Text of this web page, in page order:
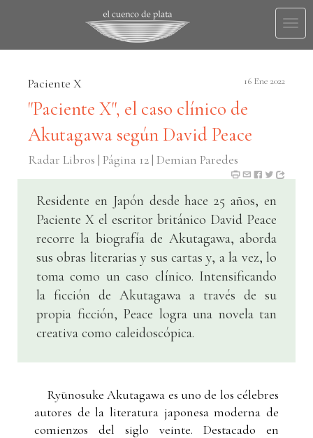
Paciente X 16 Ene 2022
"Paciente X", el caso clínico de
Akutagawa según David Peace
Radar Libros | Página 12 | Demian Paredes
Residente en Japón desde hace 25 años, en
Paciente X el escritor británico David Peace
recorre la biografía de Akutagawa, aborda
sus obras literarias y sus cartas y, a la vez, lo
toma como un caso clínico. Intensificando
la ficción de Akutagawa a través de su
propia ficción, Peace logra una novela tan
creativa como caleidoscópica.
Ryūnosuke Akutagawa es uno de los célebres
autores de la literatura japonesa moderna de
comienzos del siglo veinte. Destacado en